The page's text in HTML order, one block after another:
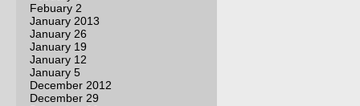
Febuary 2
January 2013
January 26
January 19
January 12
January 5
December 2012
December 29